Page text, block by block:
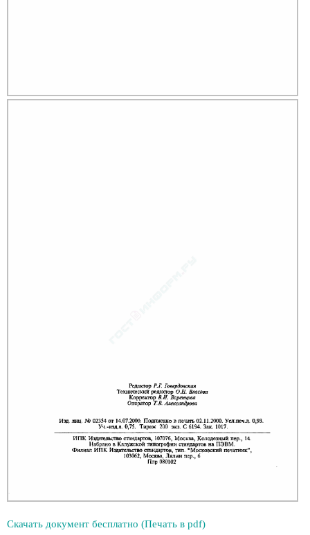
Скачать документ бесплатно (Печать в pdf)